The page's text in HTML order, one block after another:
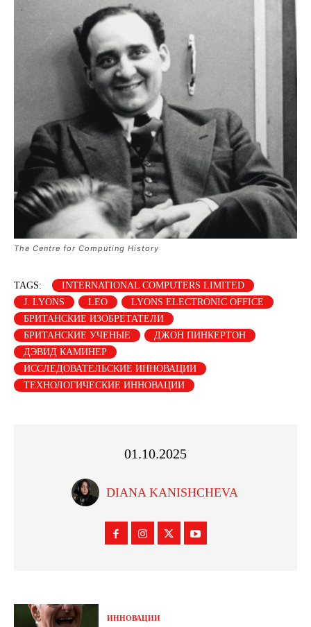
The Centre for Computing History
TAGS:
INTERNATIONAL COMPUTERS LIMITED
J. LYONS
LEO
LYONS ELECTRONIC OFFICE
БРИТАНСКИЕ ИЗОБРЕТАТЕЛИ
БРИТАНСКИЕ УЧЕНЫЕ
ДЖОН ПИНКЕРТОН
ДЭВИД КАМИНЕР
ИССЛЕДОВАТЕЛЬСКИЕ ИННОВАЦИИ
ТЕХНОЛОГИЧЕСКИЕ ИННОВАЦИИ
01.10.2025
DIANA KANISHCHEVA
ИННОВАЦИИ